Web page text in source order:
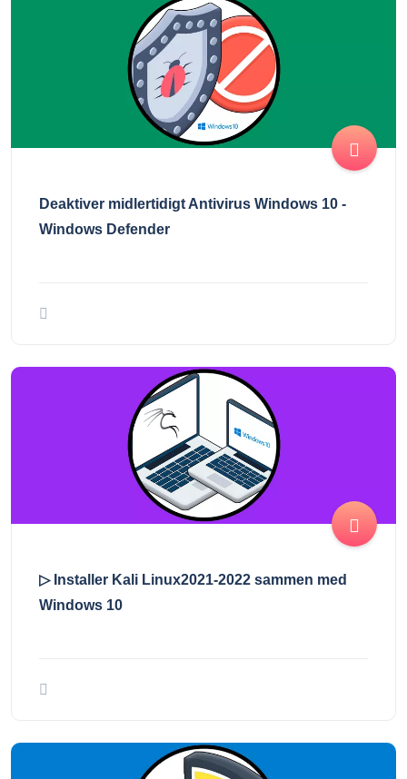
Deaktiver midlertidigt Antivirus Windows 10 -
Windows Defender
▷ Installer Kali Linux2021-2022 sammen med
Windows 10